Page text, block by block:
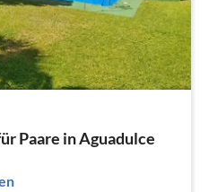
Paare in Aguadulce